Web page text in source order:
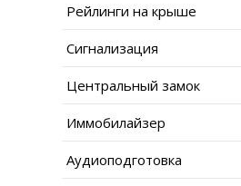
Рейлинги на крыше
Сигнализация
Центральный замок
Иммобилайзер
Аудиоподготовка